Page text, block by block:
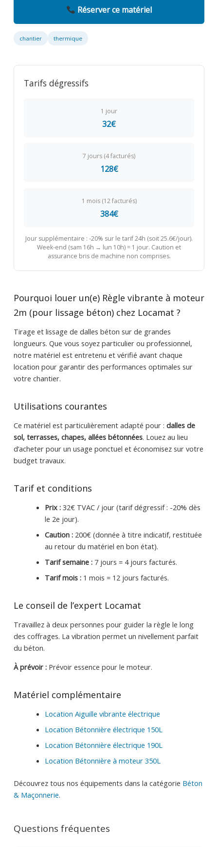
Réserver ce matériel
chantier thermique
Tarifs dégressifs
1 jour
32€
7 jours (4 facturés)
128€
1 mois (12 facturés)
384€
Jour supplémentaire : -20% sur le tarif 24h (soit 25.6€/jour).
Week-end (sam 16h → lun 10h) = 1 jour. Caution et
assurance bris de machine non comprises.
Pourquoi louer un(e) Règle vibrante à moteur
2m (pour lissage béton) chez Locamat ?
Tirage et lissage de dalles béton sur de grandes
longueurs. Que vous soyez particulier ou professionnel,
notre matériel est entretenu et vérifié avant chaque
location pour garantir des performances optimales sur
votre chantier.
Utilisations courantes
Ce matériel est particulièrement adapté pour : dalles de
sol, terrasses, chapes, allées bétonnées. Louez au lieu
d’acheter pour un usage ponctuel et économisez sur votre
budget travaux.
Tarif et conditions
Prix :32€ TVAC / jour (tarif dégressif : -20% dès
le 2e jour).
Caution :200€ (donnée à titre indicatif, restituée
au retour du matériel en bon état).
Tarif semaine :7 jours = 4 jours facturés.
Tarif mois :1 mois = 12 jours facturés.
Le conseil de l’expert Locamat
Travaillez à deux personnes pour guider la règle le long
des coffrages. La vibration permet un nivellement parfait
du béton.
À prévoir :Prévoir essence pour le moteur.
Matériel complémentaire
Location Aiguille vibrante électrique
Location Bétonnière électrique 150L
Location Bétonnière électrique 190L
Location Bétonnière à moteur 350L
Découvrez tous nos équipements dans la catégorie Béton
& Maçonnerie.
Questions fréquentes